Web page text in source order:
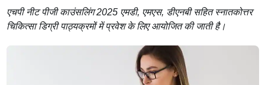
एचपी नीट पीजी काउंसलिंग 2025 एमडी, एमएस, डीएनबी सहित स्नातकोत्तर
चिकित्सा डिग्री पाठ्यक्रमों में प्रवेश के लिए आयोजित की जाती है।